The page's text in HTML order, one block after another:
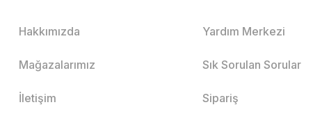
Hakkımızda
Mağazalarımız
İletişim
Yardım Merkezi
Sık Sorulan Sorular
Sipariş